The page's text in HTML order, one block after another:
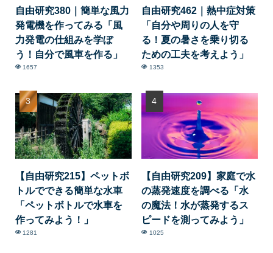
自由研究380｜簡単な風力
発電機を作ってみる「風
力発電の仕組みを学ぼ
う！自分で風車を作る」
1657
自由研究462｜熱中症対策
「自分や周りの人を守
る！夏の暑さを乗り切る
ための工夫を考えよう」
1353
【自由研究215】ペットボ
トルでできる簡単な水車
「ペットボトルで水車を
作ってみよう！」
1281
【自由研究209】家庭で水
の蒸発速度を調べる「水
の魔法！水が蒸発するス
ピードを測ってみよう」
1025